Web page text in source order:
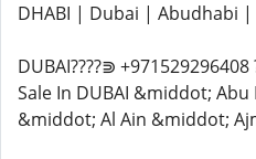
DHABI | Dubai | Abudhabi
DUBAI????︎⋑
Sale In DUBAI &middot;
&middot; Al Ain &middot;